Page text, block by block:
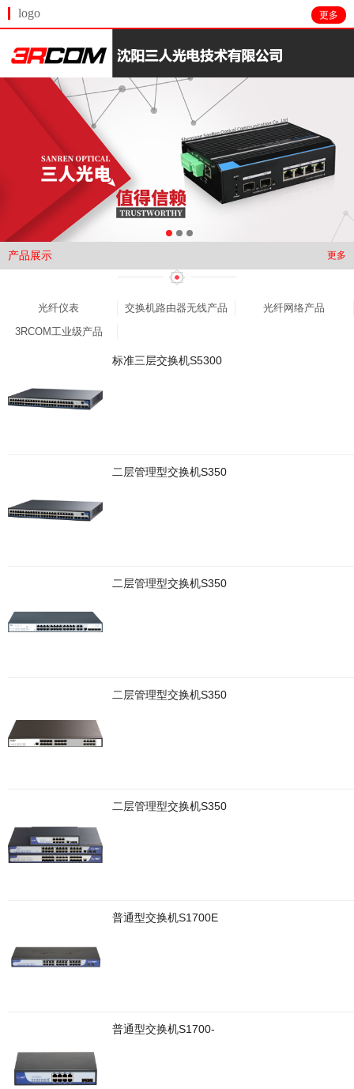
logo 更多
产品展示 更多
光纤仪表 交换机路由器无线产品
光纤网络产品
3RCOM工业级产品
标准三层交换机S5300
二层管理型交换机S350
二层管理型交换机S350
二层管理型交换机S350
二层管理型交换机S350
普通型交换机S1700E
普通型交换机S1700-